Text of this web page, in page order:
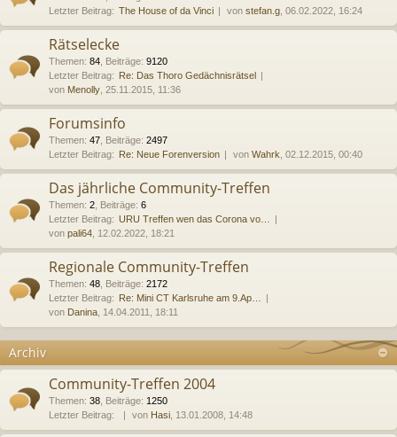
Letzter Beitrag: The House of da Vinci von stefan.g , 06.02.2022, 16:24
Rätselecke
Themen: 84 Beiträge: 9120
Letzter Beitrag: Re: Das Thoro Gedächnisrätsel
von Menolly , 25.11.2015, 11:36
Forumsinfo
Themen: 47 Beiträge: 2497
Letzter Beitrag: Re: Neue Forenversion von Wahrk , 02.12.2015, 00:40
Das jährliche Community-Treffen
Themen: 2 Beiträge: 6
Letzter Beitrag: URU Treffen wen das Corona vo…
von pali64 , 12.02.2022, 18:21
Regionale Community-Treffen
Themen: 48 Beiträge: 2172
Letzter Beitrag: Re: Mini CT Karlsruhe am 9.Ap…
von Danina , 14.04.2011, 18:11
Archiv
Community-Treffen 2004
Themen: 38 Beiträge: 1250
Letzter Beitrag:
von Hasi , 13.01.2008, 14:48